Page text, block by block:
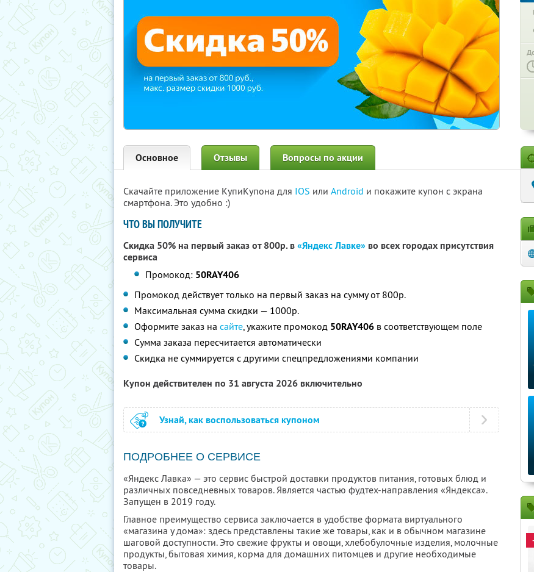
Основное Отзывы Вопросы по акции
Скачайте приложение КупиКупона для IOS или Android и покажите купон с экрана
смартфона. Это удобно :)
ЧТО ВЫ ПОЛУЧИТЕ
Скидка 50% на первый заказ от 800р. в«Яндекс Лавке» во всех городах присутствия
сервиса
Промокод: 50RAY406
Промокод действует только на первый заказ на сумму от 800р.
Максимальная сумма скидки — 1000р.
Оформите заказ на сайте, укажите промокод 50RAY406 в соответствующем поле
Сумма заказа пересчитается автоматически
Скидка не суммируется с другими спецпредложениями компании
Купон действителен по 31 августа 2026 включительно
Узнай, как воспользоваться купоном
ПОДРОБНЕЕ О СЕРВИСЕ
«Яндекс Лавка» — это сервис быстрой доставки продуктов питания, готовых блюд и
различных повседневных товаров. Является частью фудтех-направления «Яндекса».
Запущен в 2019 году.
Главное преимущество сервиса заключается в удобстве формата виртуального
«магазина у дома»: здесь представлены такие же товары, как и в обычном магазине
шаговой доступности. Это свежие фрукты и овощи, хлебобулочные изделия, молочные
продукты, бытовая химия, корма для домашних питомцев и другие необходимые
товары.